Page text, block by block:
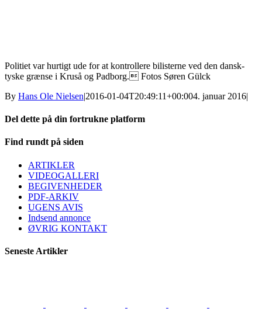
Politiet var hurtigt ude for at kontrollere bilisterne ved den dansk-
tyske grænse i Kruså og Padborg. Fotos Søren Gülck
By Hans Ole Nielsen|2016-01-04T20:49:11+00:004. januar 2016|
Del dette på din fortrukne platform
Facebook
X
LinkedIn
E-
Find rundt på siden
ARTIKLER
VIDEOGALLERI
BEGIVENHEDER
PDF-ARKIV
UGENS AVIS
Indsend annonce
ØVRIG KONTAKT
Seneste Artikler